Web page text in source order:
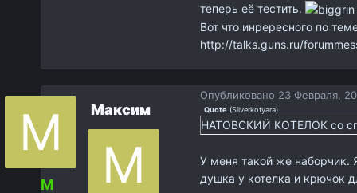
теперь её тестить.
Вот что инрересного по
http://talks.guns.ru/
М
Максим
Опубликовано 23 Февраля,
Quote (Silverkotyara)
НАТОВСКИЙ КОТЕЛОК со
У меня такой же наборчик.
душка у котелка и крючок